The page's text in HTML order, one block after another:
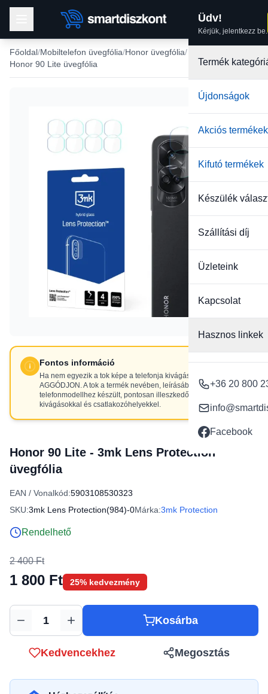
Üdv!
Kérjük, jelentkezz be.
Termék
Újdonságok
Akciós termékek
Kifutó termékek
Készülék
Szállítási díj
Üzleteink
Kapcsolat
Hasznos linkek
+36 20 800
Facebook
Főoldal Mobiltelefon üvegfólia Honor üvegfólia
Honor 90 Lite üvegfólia
Fontos információ
Ha nem egyezik a tok képe a telefonja kivágásaival, NE
AGGÓDJON. A tok a termék nevében, leírásában szereplő
telefonmodellhez készült, pontosan illeszkedő
kivágásokkal és csatlakozóhelyekkel.
Honor 90 Lite - 3mk Lens Protection™
üvegfólia
EAN / Vonalkód:5903108530323
SKU:3mk Lens Protection(984)-0Márka:3mk Protection
Rendelhető
2 400 Ft
1 800 Ft 25% kedvezmény
Mennyiség Kosárba
Kedvencekhez Megosztás